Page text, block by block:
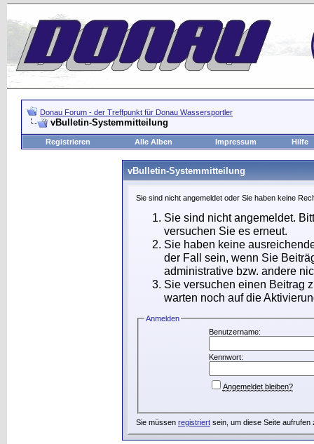
Donau Forum - der Treffpunkt für Donau Wassersportler
vBulletin-Systemmitteilung
Registrieren Alle Alben Impressum Hilfe
vBulletin-Systemmitteilung
Sie sind nicht angemeldet oder Sie haben keine
Sie sind nicht angemeldet.
versuchen Sie es erneut.
Sie haben keine
der Fall sein, wenn Sie
administrative bzw. andere
Sie versuchen einen Beitrag
warten noch auf die
Anmelden
Benutzername:
Kennwort:
Angemeldet bleiben?
Sie müssen registriert sein, um diese Seite aufrufen